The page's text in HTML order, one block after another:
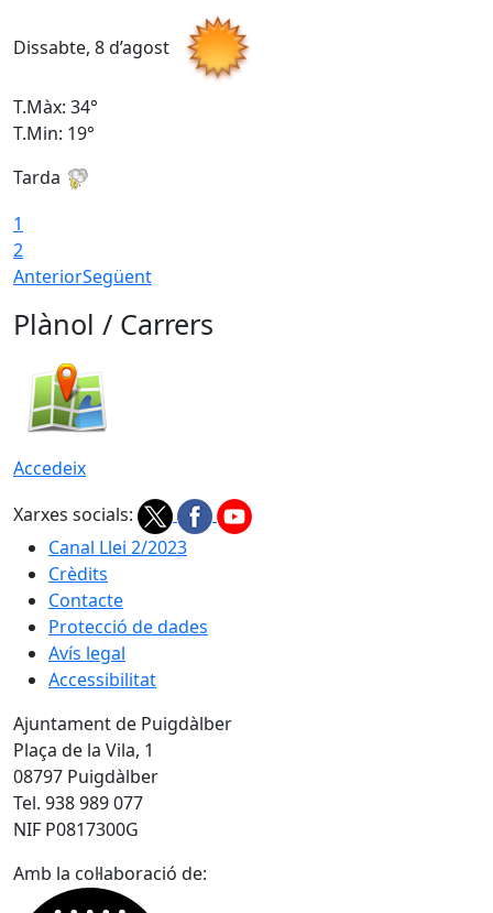
Dissabte, 8 d’agost
T.Màx: 34°
T.Min: 19°
Tarda
1
2
AnteriorSegüent
Plànol / Carrers
Accedeix
Xarxes socials:
Canal Llei 2/2023
Crèdits
Contacte
Protecció de dades
Avís legal
Accessibilitat
Ajuntament de Puigdàlber
Plaça de la Vila, 1
08797 Puigdàlber
Tel. 938 989 077
NIF P0817300G
Amb la col·laboració de: